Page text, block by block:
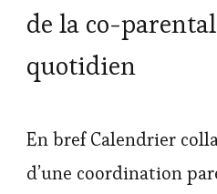
de la co-
quotidien
En bref Calendrier
d’une coordination